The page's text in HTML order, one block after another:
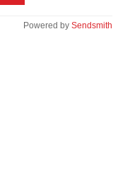
Powered by Sendsmith